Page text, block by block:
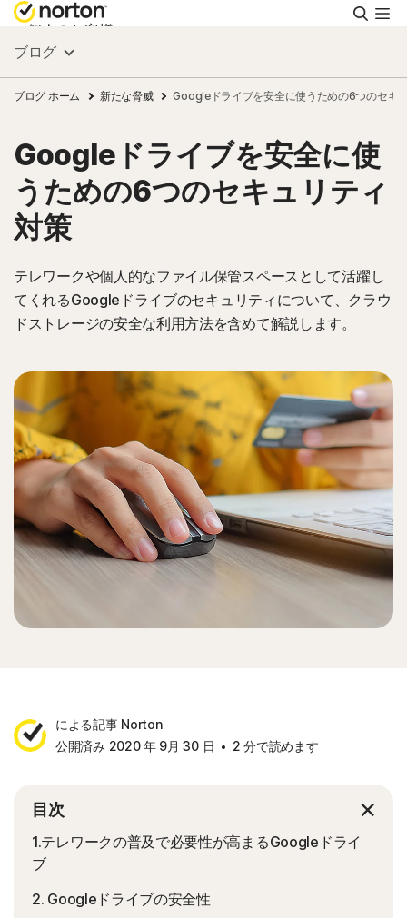
検
索
個人のお客様
スモールビジネス
リソース
サポート
日本
ブログ
ブログ ホーム 新たな脅威 Googleドライブを安全に使うための6つのセキ
Googleドライブを安全に使
うための6つのセキュリティ
対策
テレワークや個人的なファイル保管スペースとして活躍し
てくれるGoogleドライブのセキュリティについて、クラウ
ドストレージの安全な利用方法を含めて解説します。
による記事 Norton
公開済み 2020 年 9月 30 日
2 分で読めます
目次
1.テレワークの普及で必要性が高まるGoogleドライ
ブ
2. Googleドライブの安全性